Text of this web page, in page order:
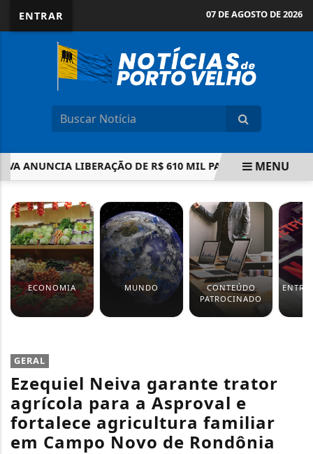
ENTRAR 07 DE AGOSTO DE 2026
ANUNCIA LIBERAÇÃO DE R$ 610 MIL PARA AQUISIÇÃO DE
MENU
ECONOMIA MUNDO
CONTEÚDO
PATROCINADO
GERAL
Ezequiel Neiva garante trator
agrícola para a Asproval e
fortalece agricultura familiar
em Campo Novo de Rondônia